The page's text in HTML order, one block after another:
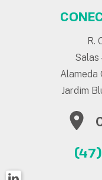
R.
Salas
Alameda
Jardim